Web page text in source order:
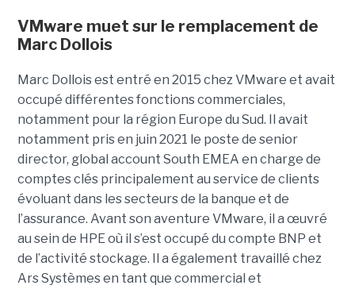
VMware muet sur le remplacement de
Marc Dollois
Marc Dollois est entré en 2015 chez VMware et avait
occupé différentes fonctions commerciales,
notamment pour la région Europe du Sud. Il avait
notamment pris en juin 2021 le poste de senior
director, global account South EMEA en charge de
comptes clés principalement au service de clients
évoluant dans les secteurs de la banque et de
l’assurance. Avant son aventure VMware, il a œuvré
au sein de HPE où il s’est occupé du compte BNP et
de l’activité stockage. Il a également travaillé chez
Ars Systèmes en tant que commercial et